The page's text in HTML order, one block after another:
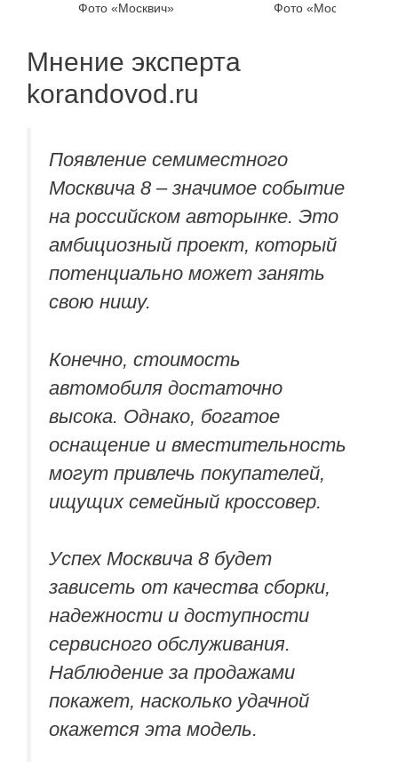
Фото «Москвич» Фото «Москвич»
Мнение эксперта
korandovod.ru
Появление семиместного
Москвича 8 – значимое событие
на российском авторынке. Это
амбициозный проект, который
потенциально может занять
свою нишу.
Конечно, стоимость
автомобиля достаточно
высока. Однако, богатое
оснащение и вместительность
могут привлечь покупателей,
ищущих семейный кроссовер.
Успех Москвича 8 будет
зависеть от качества сборки,
надежности и доступности
сервисного обслуживания.
Наблюдение за продажами
покажет, насколько удачной
окажется эта модель.